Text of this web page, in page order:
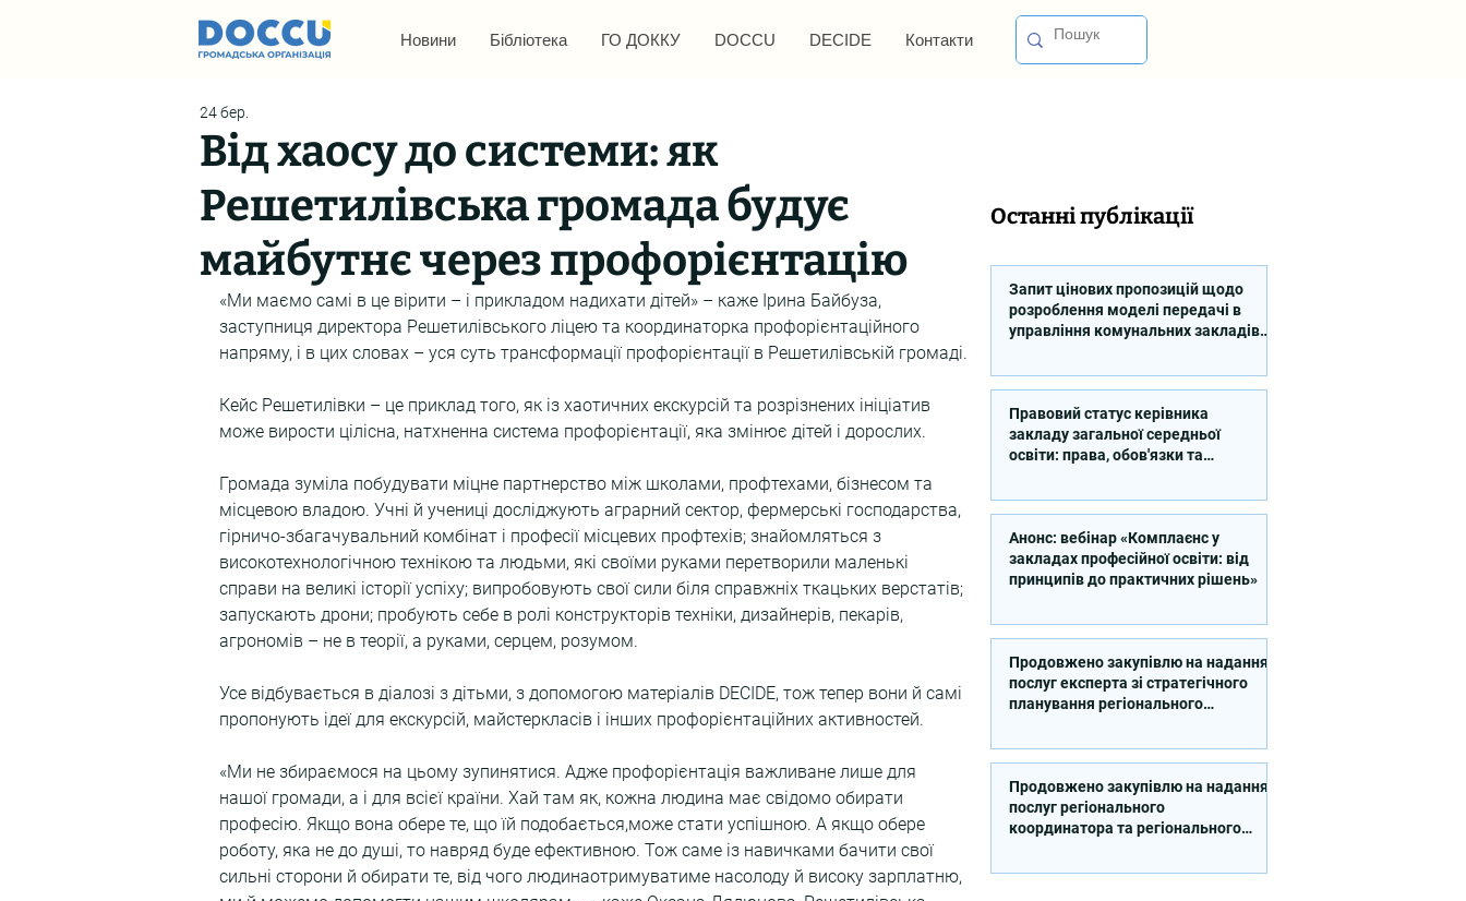
Новини Бібліотека ГО ДОККУ DOCCU DECIDE Контакти
Від хаосу до системи: як
Решетилівська громада будує
майбутнє через профорієнтацію
24 бер.
«Ми маємо самі в це вірити – і прикладом надихати дітей» – каже Ірина Байбуза,
заступниця директора Решетилівського ліцею та координаторка профорієнтаційного
напряму, і в цих словах – уся суть трансформації профорієнтації в Решетилівській громаді.
Кейс Решетилівки – це приклад того, як із хаотичних екскурсій та розрізнених ініціатив
може вирости цілісна, натхненна система профорієнтації, яка змінює дітей і дорослих.
Громада зуміла побудувати міцне партнерство між школами, профтехами, бізнесом та
місцевою владою. Учні й учениці досліджують аграрний сектор, фермерські господарства,
гірничо-збагачувальний комбінат і професії місцевих профтехів; знайомляться з
високотехнологічною технікою та людьми, які своїми руками перетворили маленькі
справи на великі історії успіху; випробовують свої сили біля справжніх ткацьких верстатів;
запускають дрони; пробують себе в ролі конструкторів техніки, дизайнерів, пекарів,
агрономів – не в теорії, а руками, серцем, розумом.
Усе відбувається в діалозі з дітьми, з допомогою матеріалів DECIDE, тож тепер вони й самі
пропонують ідеї для екскурсій, майстеркласів і інших профорієнтаційних активностей.
«Ми не збираємося на цьому зупинятися. Адже профорієнтація важливане лише для
нашої громади, а і для всієї країни. Хай там як, кожна людина має свідомо обирати
професію. Якщо вона обере те, що їй подобається,може стати успішною. А якщо обере
роботу, яка не до душі, то навряд буде ефективною. Тож саме із навичками бачити свої
сильні сторони й обирати те, від чого людинаотримуватиме насолоду й високу зарплатню,
Останні публікації
Запит цінових пропозицій щодо
розроблення моделі передачі в
управління комунальних закладів
Правовий статус керівника
закладу загальної середньої
освіти: права, обов'язки та
Анонс: вебінар «Комплаєнс у
закладах професійної освіти: від
принципів до практичних рішень»
Продовжено закупівлю на надання
послуг експерта зі стратегічного
планування регіонального
реалізації Швейцарсько-
українського Проєкту DECIDE
Продовжено закупівлю на надання
послуг регіонального
координатора та регіонального
Швейцарсько-українського